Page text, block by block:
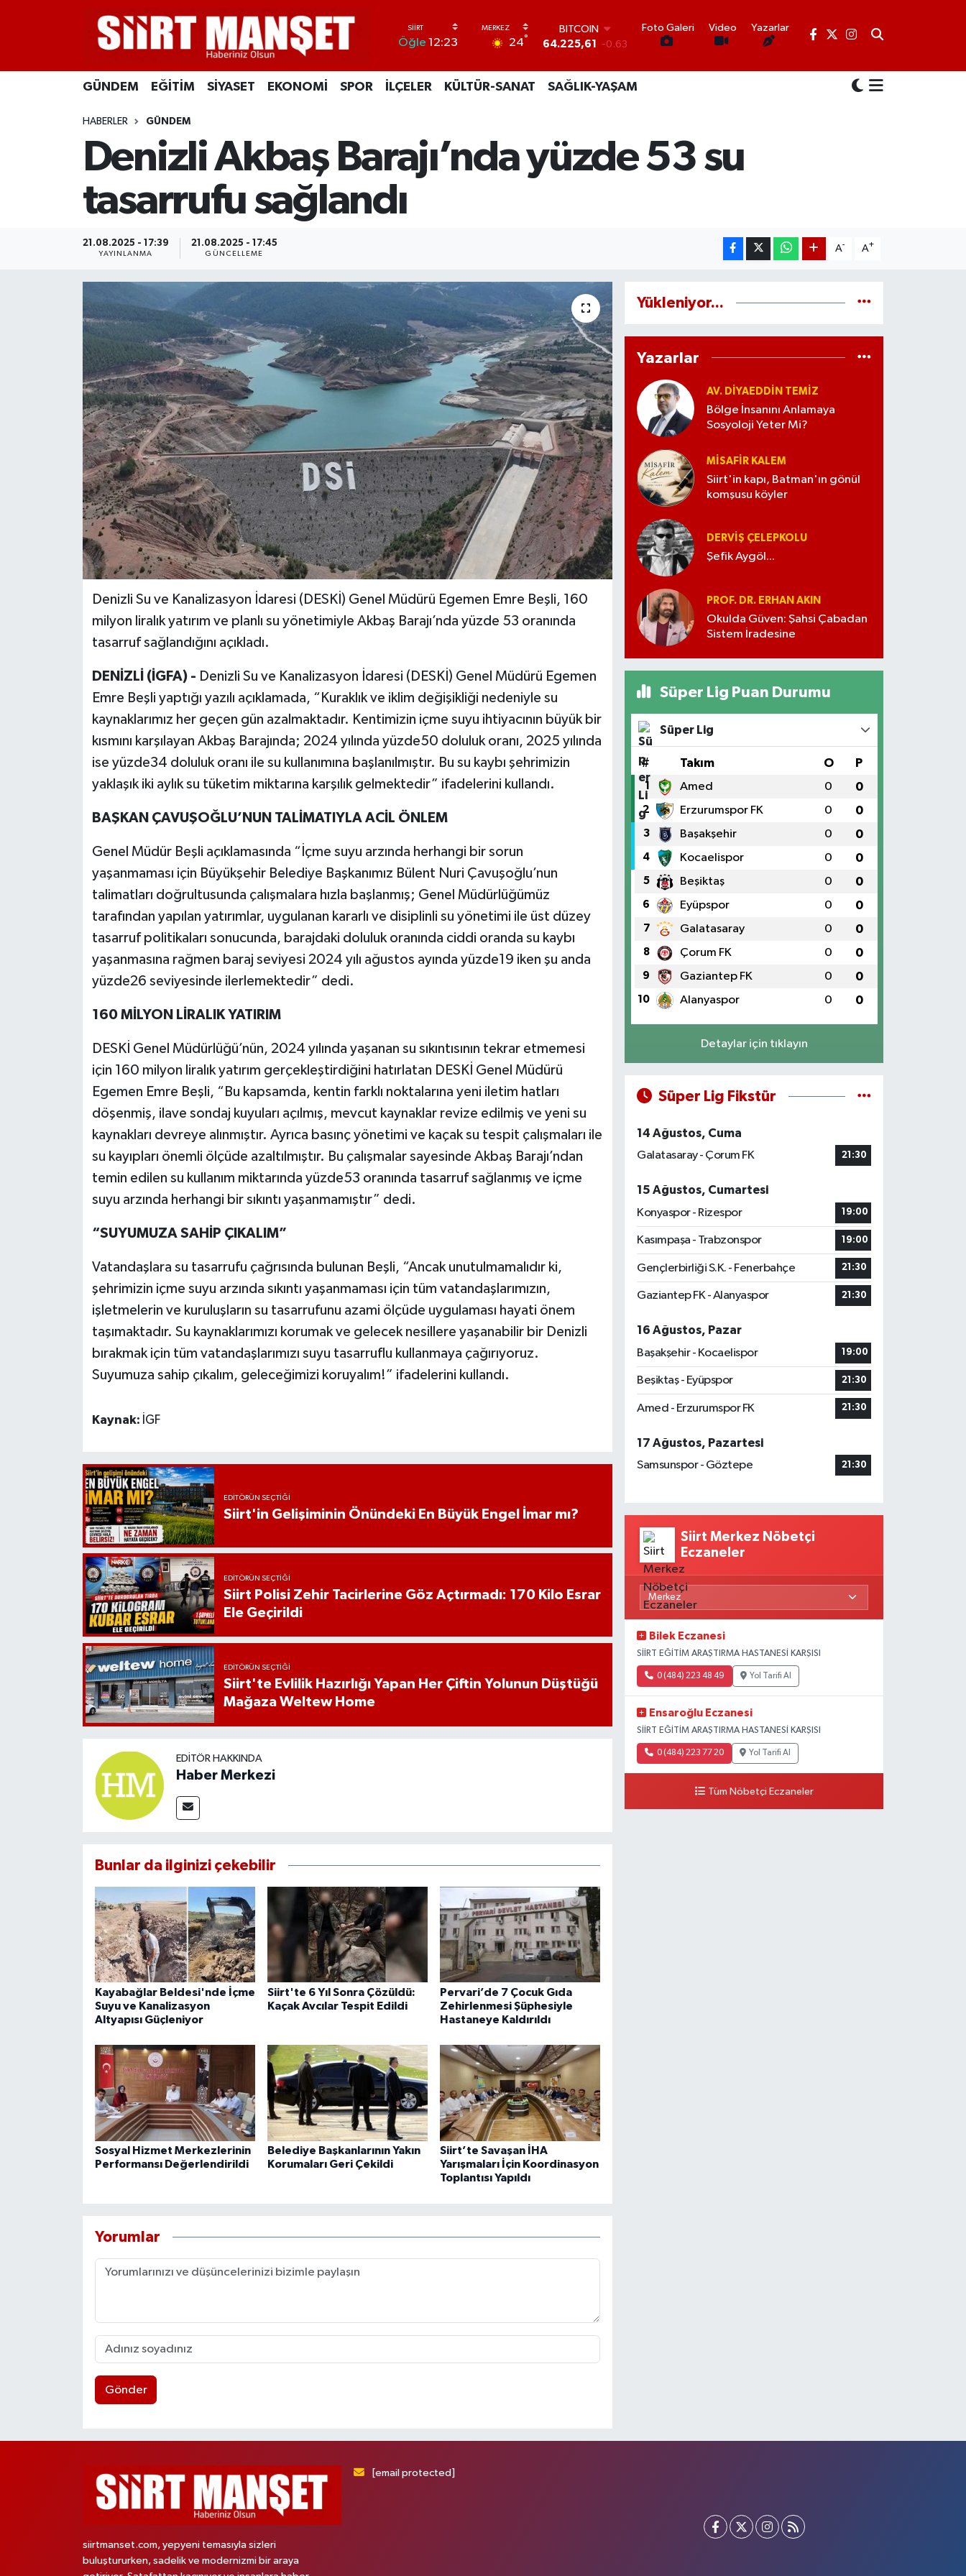
Öğle 12:23 24°
DOLAR
47,7143
0.16
55,0317 -0.02
STERLİN
BİST100
13.799 70
Foto Galeri Video Yazarlar
GÜNDEM EĞİTİM SİYASET EKONOMİ SPOR İLÇELER KÜLTÜR-SANAT SAĞLIK-YAŞAM
HABERLER GÜNDEM
Denizli Akbaş Barajı’nda yüzde 53 su
tasarrufu sağlandı
21.08.2025 - 17:39
YAYINLANMA
21.08.2025 - 17:45
GÜNCELLEME
A- A+
Denizli Su ve Kanalizasyon İdaresi (DESKİ) Genel Müdürü Egemen Emre Beşli, 160
milyon liralık yatırım ve planlı su yönetimiyle Akbaş Barajı’nda yüzde 53 oranında
tasarruf sağlandığını açıkladı.
DENİZLİ (İGFA) - Denizli Su ve Kanalizasyon İdaresi (DESKİ) Genel Müdürü Egemen
Emre Beşli yaptığı yazılı açıklamada, “Kuraklık ve iklim değişikliği nedeniyle su
kaynaklarımız her geçen gün azalmaktadır. Kentimizin içme suyu ihtiyacının büyük bir
kısmını karşılayan Akbaş Barajında; 2024 yılında yüzde50 doluluk oranı, 2025 yılında
ise yüzde34 doluluk oranı ile su kullanımına başlanılmıştır. Bu su kaybı şehrimizin
yaklaşık iki aylık su tüketim miktarına karşılık gelmektedir” ifadelerini kullandı.
BAŞKAN ÇAVUŞOĞLU’NUN TALİMATIYLA ACİL ÖNLEM
Genel Müdür Beşli açıklamasında “İçme suyu arzında herhangi bir sorun
yaşanmaması için Büyükşehir Belediye Başkanımız Bülent Nuri Çavuşoğlu’nun
talimatları doğrultusunda çalışmalara hızla başlanmış; Genel Müdürlüğümüz
tarafından yapılan yatırımlar, uygulanan kararlı ve disiplinli su yönetimi ile üst düzey
tasarruf politikaları sonucunda, barajdaki doluluk oranında ciddi oranda su kaybı
yaşanmasına rağmen baraj seviyesi 2024 yılı ağustos ayında yüzde19 iken şu anda
yüzde26 seviyesinde ilerlemektedir” dedi.
160 MİLYON LİRALIK YATIRIM
DESKİ Genel Müdürlüğü’nün, 2024 yılında yaşanan su sıkıntısının tekrar etmemesi
için 160 milyon liralık yatırım gerçekleştirdiğini hatırlatan DESKİ Genel Müdürü
Egemen Emre Beşli, “Bu kapsamda, kentin farklı noktalarına yeni iletim hatları
döşenmiş, ilave sondaj kuyuları açılmış, mevcut kaynaklar revize edilmiş ve yeni su
kaynakları devreye alınmıştır. Ayrıca basınç yönetimi ve kaçak su tespit çalışmaları ile
su kayıpları önemli ölçüde azaltılmıştır. Bu çalışmalar sayesinde Akbaş Barajı’ndan
temin edilen su kullanım miktarında yüzde53 oranında tasarruf sağlanmış ve içme
suyu arzında herhangi bir sıkıntı yaşanmamıştır” dedi.
“SUYUMUZA SAHİP ÇIKALIM”
Vatandaşlara su tasarrufu çağrısında bulunan Beşli, “Ancak unutulmamalıdır ki,
şehrimizin içme suyu arzında sıkıntı yaşanmaması için tüm vatandaşlarımızın,
işletmelerin ve kuruluşların su tasarrufunu azami ölçüde uygulaması hayati önem
taşımaktadır. Su kaynaklarımızı korumak ve gelecek nesillere yaşanabilir bir Denizli
bırakmak için tüm vatandaşlarımızı suyu tasarruflu kullanmaya çağırıyoruz.
Suyumuza sahip çıkalım, geleceğimizi koruyalım!” ifadelerini kullandı.
Kaynak: İGF
EDITÖRÜN SEÇTIĞI
Siirt'in Gelişiminin Önündeki En Büyük Engel İmar mı?
EDITÖRÜN SEÇTIĞI
Siirt Polisi Zehir Tacirlerine Göz Açtırmadı: 170 Kilo Esrar
Ele Geçirildi
EDITÖRÜN SEÇTIĞI
Siirt'te Evlilik Hazırlığı Yapan Her Çiftin Yolunun Düştüğü
Mağaza Weltew Home
EDITÖR HAKKINDA
Haber Merkezi
Bunlar da ilginizi çekebilir
Kayabağlar Beldesi'nde İçme
Suyu ve Kanalizasyon
Altyapısı Güçleniyor
Siirt'te 6 Yıl Sonra Çözüldü:
Kaçak Avcılar Tespit Edildi
Pervari’de 7 Çocuk Gıda
Zehirlenmesi Şüphesiyle
Hastaneye Kaldırıldı
Sosyal Hizmet Merkezlerinin
Performansı Değerlendirildi
Belediye Başkanlarının Yakın
Korumaları Geri Çekildi
Siirt’te Savaşan İHA
Yarışmaları İçin Koordinasyon
Toplantısı Yapıldı
Yorumlar
Gönder
Yükleniyor...
Yazarlar
AV. DIYAEDDIN TEMIZ
Bölge İnsanını Anlamaya
Sosyoloji Yeter Mi?
MISAFIR KALEM
Siirt'in kapı, Batman'ın gönül
komşusu köyler
DERVIŞ ÇELEPKOLU
Şefik Aygöl...
PROF. DR. ERHAN AKIN
Okulda Güven: Şahsi Çabadan
Sistem İradesine
Süper Lig Puan Durumu
Süper Lig
# Takım O P
1 Amed 0 0
2 Erzurumspor FK 0 0
3 Başakşehir 0 0
4 Kocaelispor 0 0
5 Beşiktaş 0 0
6 Eyüpspor 0 0
7 Galatasaray 0 0
8 Çorum FK 0 0
9 Gaziantep FK 0 0
10 Alanyaspor 0 0
Detaylar için tıklayın
Süper Lig Fikstür
14 Ağustos, Cuma
Galatasaray - Çorum FK
21:30
15 Ağustos, Cumartesi
Konyaspor - Rizespor
19:00
Kasımpaşa - Trabzonspor 19:00
Gençlerbirliği S.K. - Fenerbahçe 21:30
Gaziantep FK - Alanyaspor 21:30
16 Ağustos, Pazar
Başakşehir - Kocaelispor
19:00
Beşiktaş - Eyüpspor 21:30
Amed - Erzurumspor FK 21:30
17 Ağustos, Pazartesi
Samsunspor - Göztepe
21:30
Siirt Merkez Nöbetçi
Eczaneler
Bilek Eczanesi
SİİRT EĞİTİM ARAŞTIRMA HASTANESİ KARŞISI
0 (484) 223 48 49 Yol Tarifi Al
Ensaroğlu Eczanesi
SİİRT EĞİTİM ARAŞTIRMA HASTANESİ KARŞISI
0 (484) 223 77 20 Yol Tarifi Al
Tüm Nöbetçi Eczaneler
siirtmanset.com, yepyeni temasıyla sizleri
buluştururken, sadelik ve modernizmi bir araya
[email protected]
SİYASET
EKONOMİ
İLÇELER
Siirt Nöbetçi Eczaneler
Siirt Hava Durumu
Siirt Namaz Vakitleri
Siirt Trafik Yoğunluk Haritası
Süper Lig Puan Durumu ve Fikstür
Tüm Manşetler